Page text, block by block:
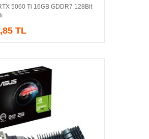
5060 Ti 16GB GDDR7 128Bit
TL